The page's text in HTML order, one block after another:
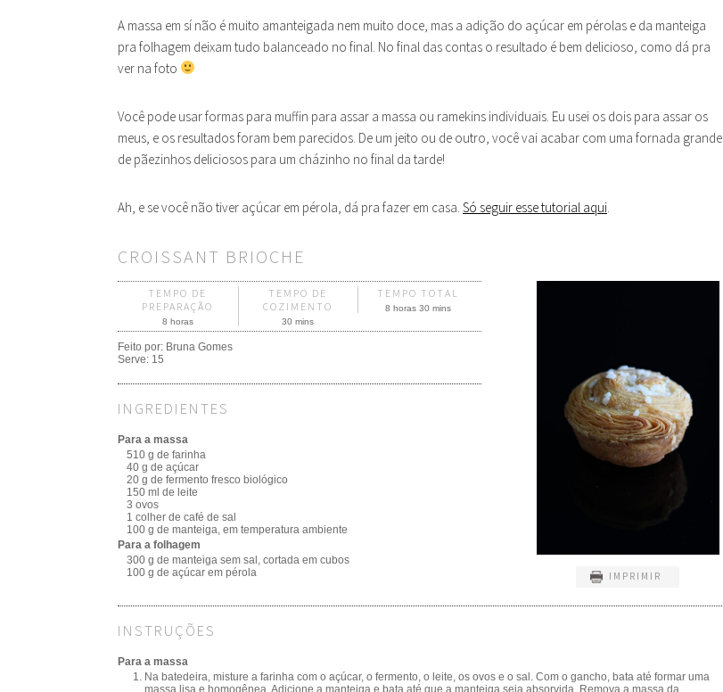
A massa em sí não é muito amanteigada nem muito doce, mas a adição do açúcar em pérolas e da manteiga
pra folhagem deixam tudo balanceado no final. No final das contas o resultado é bem delicioso, como dá pra
ver na foto
Você pode usar formas para muffin para assar a massa ou ramekins individuais. Eu usei os dois para assar os
meus, e os resultados foram bem parecidos. De um jeito ou de outro, você vai acabar com uma fornada grande
de pãezinhos deliciosos para um cházinho no final da tarde!
Ah, e se você não tiver açúcar em pérola, dá pra fazer em casa. Só seguir esse tutorial aqui
CROISSANT BRIOCHE
IMPRIMIR
TEMPO DE
PREPARAÇÃO
8 horas
TEMPO DE
COZIMENTO
30 mins
TEMPO TOTAL
8 horas 30 mins
Feito por: Bruna Gomes
Serve: 15
INGREDIENTES
Para a massa
510 g de farinha
40 g de açúcar
20 g de fermento fresco biológico
150 ml de leite
3 ovos
1 colher de café de sal
100 g de manteiga, em temperatura ambiente
Para a folhagem
300 g de manteiga sem sal, cortada em cubos
100 g de açúcar em pérola
INSTRUÇÕES
Para a massa
Na batedeira, misture a farinha com o açúcar, o fermento, o leite, os ovos e o sal. Com o gancho, bata até formar uma